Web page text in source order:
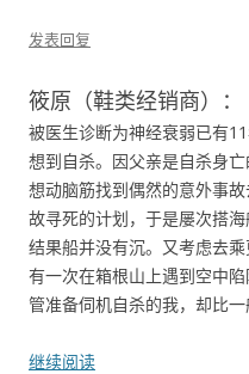
发表回复
筱原（鞋类经销商）：
被医生诊断为神经衰弱已有
想到自杀。因父亲是自杀身
想动脑筋找到偶然的意外事
故寻死的计划，于是屡次搭
结果船并没有沉。又考虑去
有一次在箱根山上遇到空中
管准备伺机自杀的我，却比
继续阅读